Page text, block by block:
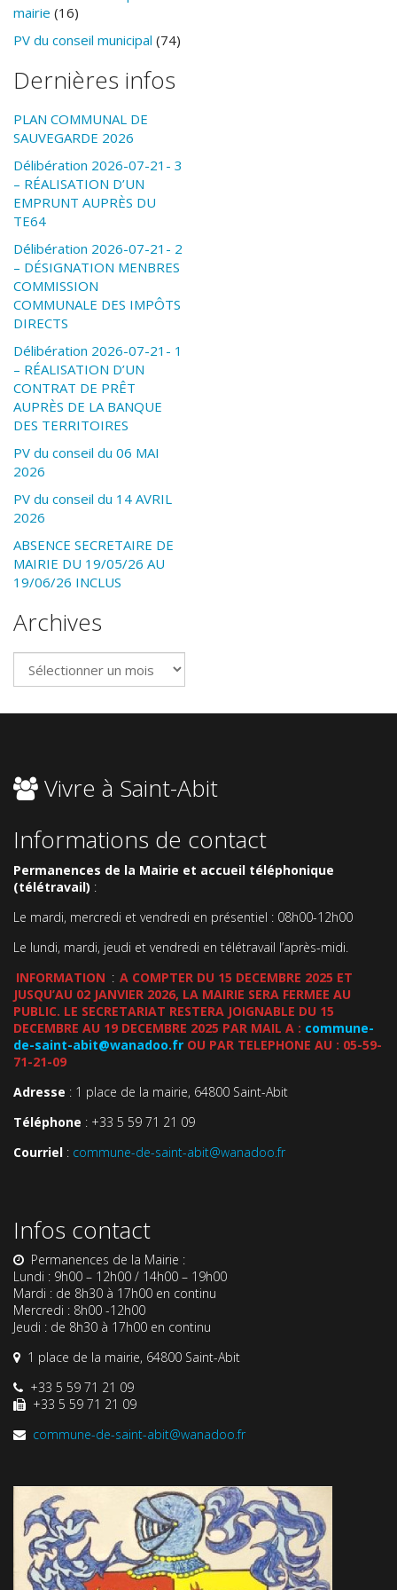
mairie (16)
PV du conseil municipal (74)
Dernières infos
PLAN COMMUNAL DE
SAUVEGARDE 2026
Délibération 2026-07-21- 3
– RÉALISATION D’UN
EMPRUNT AUPRÈS DU
TE64
Délibération 2026-07-21- 2
– DÉSIGNATION MENBRES
COMMISSION
COMMUNALE DES IMPÔTS
DIRECTS
Délibération 2026-07-21- 1
– RÉALISATION D’UN
CONTRAT DE PRÊT
AUPRÈS DE LA BANQUE
DES TERRITOIRES
PV du conseil du 06 MAI
2026
PV du conseil du 14 AVRIL
2026
ABSENCE SECRETAIRE DE
MAIRIE DU 19/05/26 AU
19/06/26 INCLUS
Archives
Archives
Vivre à Saint-Abit
Informations de contact
Permanences de la Mairie et accueil téléphonique
(télétravail) :
Le mardi, mercredi et vendredi en présentiel : 08h00-12h00
Le lundi, mardi, jeudi et vendredi en télétravail l’après-midi.
INFORMATION : A COMPTER DU 15 DECEMBRE 2025 ET
JUSQU’AU 02 JANVIER 2026, LA MAIRIE SERA FERMEE AU
PUBLIC. LE SECRETARIAT RESTERA JOIGNABLE DU 15
DECEMBRE AU 19 DECEMBRE 2025 PAR MAIL A : commune-
de-saint-abit@wanadoo.fr OU PAR TELEPHONE AU : 05-59-
71-21-09
Adresse : 1 place de la mairie, 64800 Saint-Abit
Téléphone : +33 5 59 71 21 09
Courriel : commune-de-saint-abit@wanadoo.fr
Infos contact
Permanences de la Mairie :
Lundi : 9h00 – 12h00 / 14h00 – 19h00
Mardi : de 8h30 à 17h00 en continu
Mercredi : 8h00 -12h00
Jeudi : de 8h30 à 17h00 en continu
1 place de la mairie, 64800 Saint-Abit
+33 5 59 71 21 09
+33 5 59 71 21 09
commune-de-saint-abit@wanadoo.fr